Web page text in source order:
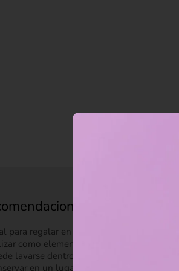
de uso
para regalar en ocasiones especiales.
como elemento decorativo en
lavarse dentro de una bolsa de tela en
en un lugar limpio y seco.